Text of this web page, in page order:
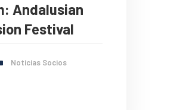
Andalusian
Festival
Noticias Socios